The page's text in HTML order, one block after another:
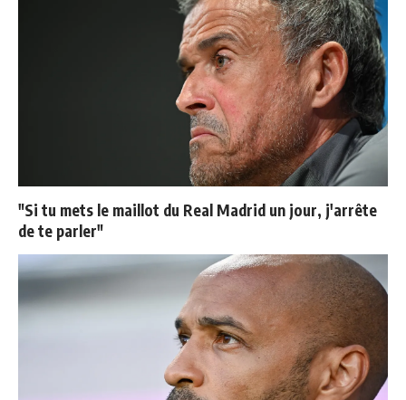
"Si tu mets le maillot du Real Madrid un jour, j'arrête
de te parler"